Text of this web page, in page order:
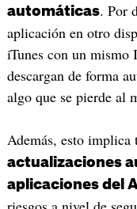
automáticas. Por
aplicación en otro
iTunes con un mismo
descargan de forma
algo que se pierde al
Además, esto implica
actualizaciones
aplicaciones del